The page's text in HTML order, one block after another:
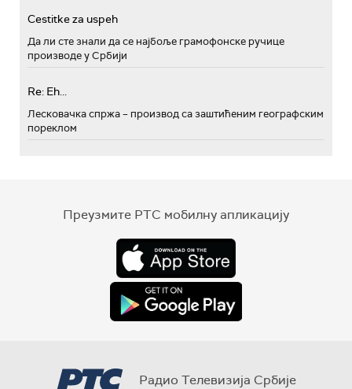
Cestitke za uspeh
Да ли сте знали да се најбоље грамофонске ручице
производе у Србији
Re: Eh...
Лесковачка спржа – производ са заштићеним географским
пореклом
Преузмите РТС мобилну апликацију
Радио Телевизија Србије